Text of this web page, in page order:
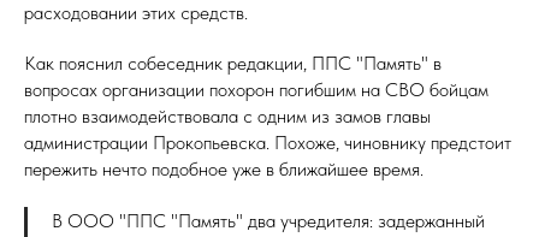
расходовании этих средств.
Как пояснил собеседник редакции, ППС "Память" в
вопросах организации похорон погибшим на СВО бойцам
плотно взаимодействовала с одним из замов главы
администрации Прокопьевска. Похоже, чиновнику предстоит
пережить нечто подобное уже в ближайшее время.
В ООО "ППС "Память" два учредителя: задержанный